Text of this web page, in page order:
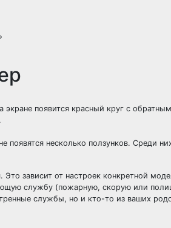
появится красный круг с
появятся несколько ползунков. Среди
Это зависит от настроек конкретной
службу (пожарную, скорую или
службы, но и кто-то из ваших